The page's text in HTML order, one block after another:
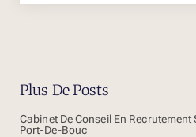
Plus De Posts
Cabinet De Conseil En
Port-De-Bouc